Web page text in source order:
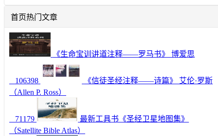
首页热门文章
《生命宝训讲道注释——罗马书》 博爱思
106398
《信徒圣经注释——诗篇》 艾伦·罗斯
（Allen P. Ross）
71179
最新工具书《圣经卫星地图集》
（Satellite Bible Atlas）